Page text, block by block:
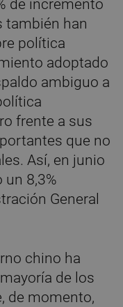
de incremento
también han
política
adoptado
ambiguo a
frente a sus
que no
Así, en junio
un 8,3%
General
chino ha
de los
de momento,